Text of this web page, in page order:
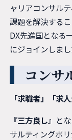
ャリアコンサル
課題を解決する
DX先進国となる
にジョインしまし
コンサ
「求職者」「求
『三方良し』と
サルティングポリ